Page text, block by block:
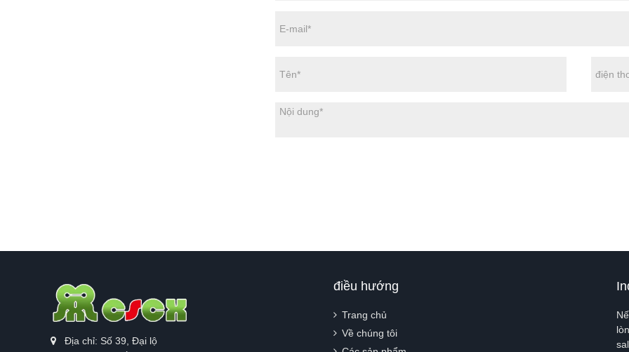
Địa chỉ: Số 39, Đại lộ
điều hướng
Trang chủ
Về chúng tôi